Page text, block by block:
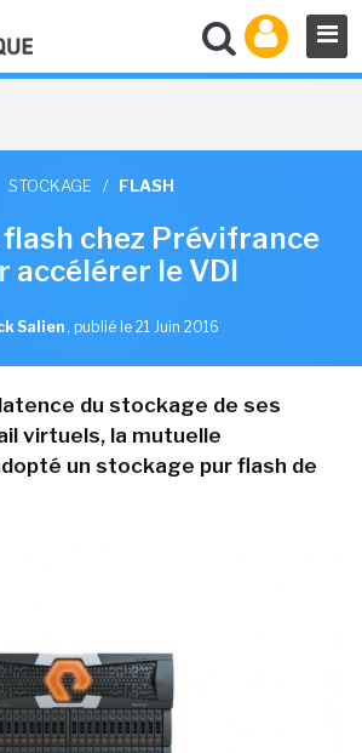
STOCKAGE / FLASH
flash chez Prévifrance
accélérer le VDI
Salien , publié le 21 Juin 2016
du stockage de ses
virtuels, la mutuelle
un stockage pur flash de